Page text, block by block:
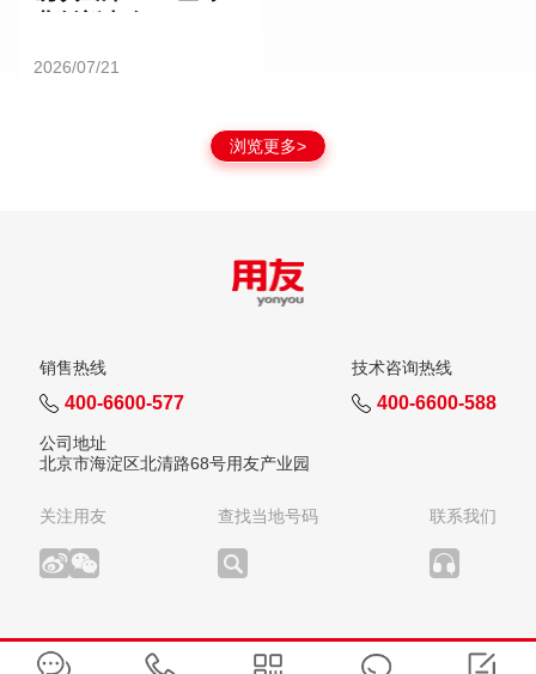
2026/07/21
浏览更多>
销售热线
400-6600-577
技术咨询热线
400-6600-588
公司地址
北京市海淀区北清路68号用友产业园
关注用友 查找当地号码 联系我们
版权所有：用友网络科技股份有限公司